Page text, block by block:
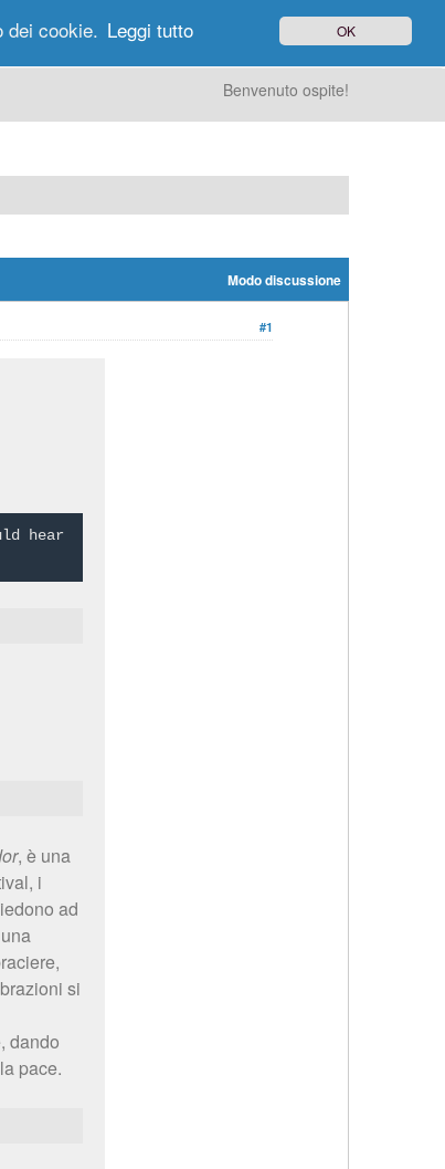
Ricerca Utenti
Benvenuto ospite!
Modo discussione
#1
hear
, è una
i
ad
si
dando
pace.
dei cookie. Leggi tutto OK